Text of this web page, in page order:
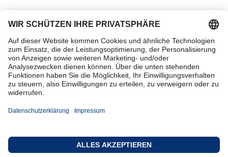
Einfach & sicher bezahlen
Zertifiziert einkaufen